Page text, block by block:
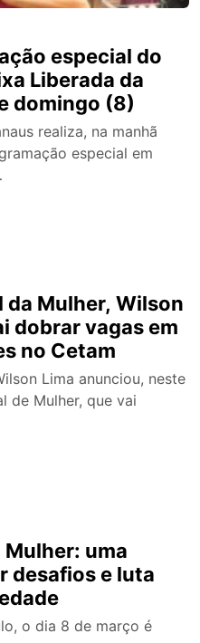
especial do
Liberada da
domingo (8)
realiza, na manhã
especial em
da Mulher, Wilson
dobrar vagas em
no Cetam
Lima anunciou, neste
de Mulher, que vai
uma
desafios e luta
o dia 8 de março é